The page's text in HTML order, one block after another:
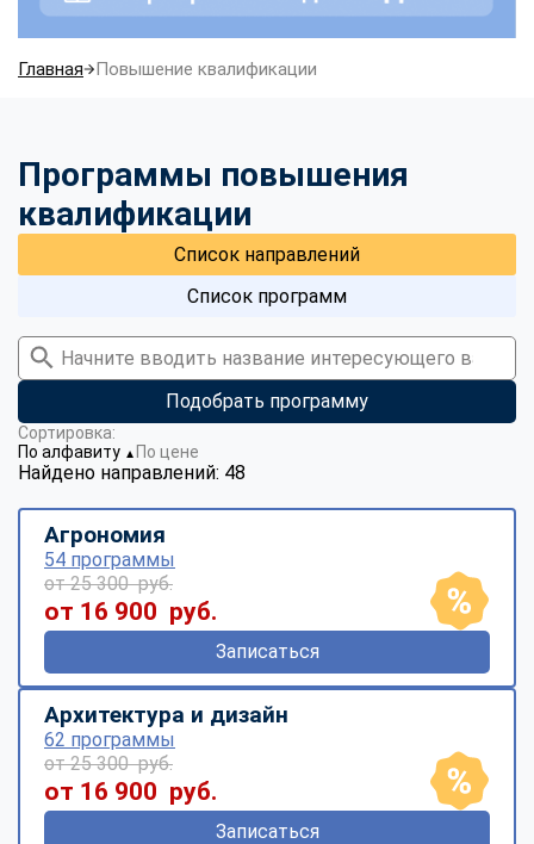
Главная Повышение квалификации
Программы повышения
квалификации
Список направлений
Список программ
Подобрать программу
Найдено направлений: 48
Сортировка:
По алфавиту ▼ По цене
Агрономия
54 программы
от 25 300 руб.
от 16 900 руб.
Записаться
Архитектура и дизайн
62 программы
от 25 300 руб.
от 16 900 руб.
Записаться